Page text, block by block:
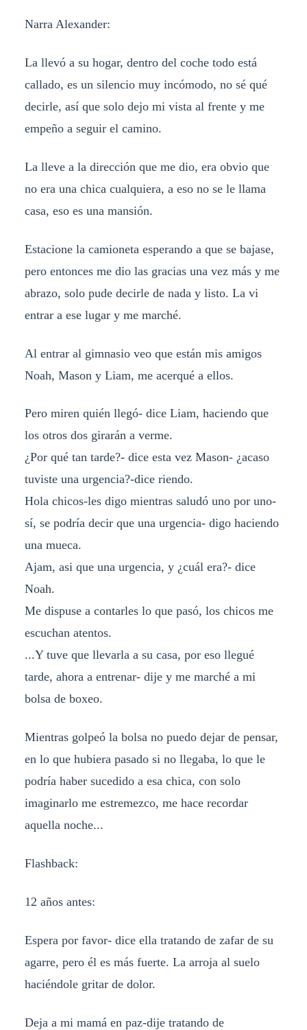
Narra Alexander:
La llevó a su hogar, dentro del coche todo está
callado, es un silencio muy incómodo, no sé qué
decirle, así que solo dejo mi vista al frente y me
empeño a seguir el camino.
La lleve a la dirección que me dio, era obvio que
no era una chica cualquiera, a eso no se le llama
casa, eso es una mansión.
Estacione la camioneta esperando a que se bajase,
pero entonces me dio las gracias una vez más y me
abrazo, solo pude decirle de nada y listo. La vi
entrar a ese lugar y me marché.
Al entrar al gimnasio veo que están mis amigos
Noah, Mason y Liam, me acerqué a ellos.
Pero miren quién llegó- dice Liam, haciendo que
los otros dos girarán a verme.
¿Por qué tan tarde?- dice esta vez Mason- ¿acaso
tuviste una urgencia?-dice riendo.
Hola chicos-les digo mientras saludó uno por uno-
sí, se podría decir que una urgencia- digo haciendo
una mueca.
Ajam, asi que una urgencia, y ¿cuál era?- dice
Noah.
Me dispuse a contarles lo que pasó, los chicos me
escuchan atentos.
...Y tuve que llevarla a su casa, por eso llegué
tarde, ahora a entrenar- dije y me marché a mi
bolsa de boxeo.
Mientras golpeó la bolsa no puedo dejar de pensar,
en lo que hubiera pasado si no llegaba, lo que le
podría haber sucedido a esa chica, con solo
imaginarlo me estremezco, me hace recordar
aquella noche...
Flashback:
12 años antes:
Espera por favor- dice ella tratando de zafar de su
agarre, pero él es más fuerte. La arroja al suelo
haciéndole gritar de dolor.
Deja a mi mamá en paz-dije tratando de